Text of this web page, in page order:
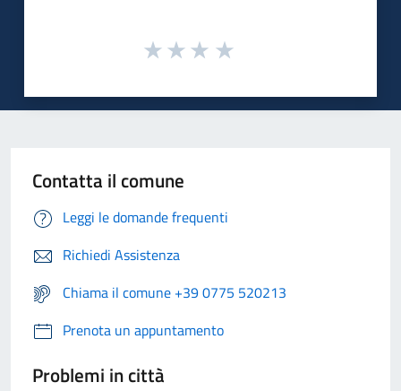
Contatta il comune
Leggi le domande frequenti
Richiedi Assistenza
Chiama il comune +39 0775 520213
Prenota un appuntamento
Problemi in città